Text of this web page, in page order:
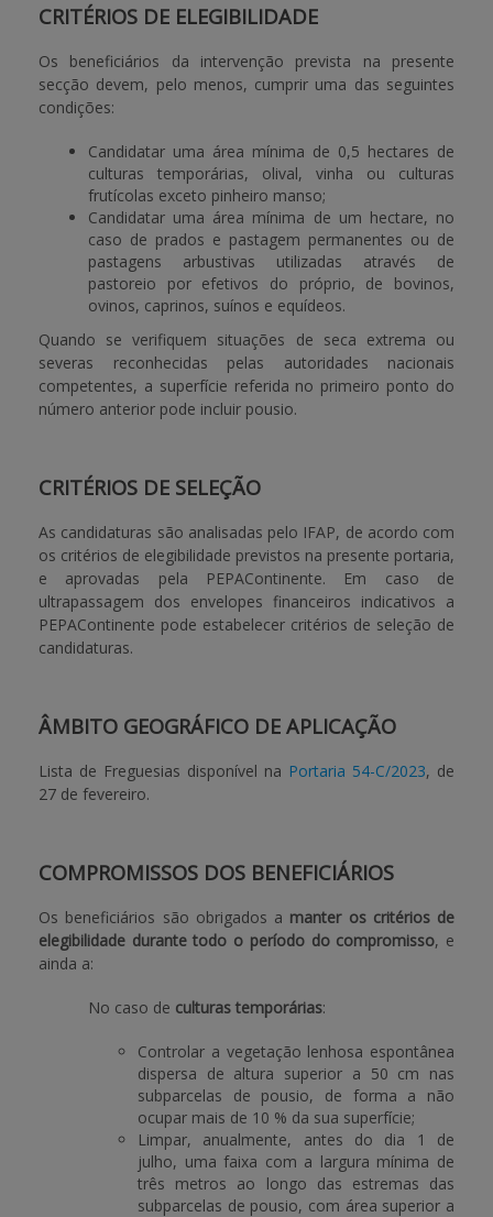
CRITÉRIOS DE ELEGIBILIDADE
Os beneficiários da intervenção prevista na presente
secção devem, pelo menos, cumprir uma das seguintes
condições:
Candidatar uma área mínima de 0,5 hectares de
culturas temporárias, olival, vinha ou culturas
frutícolas exceto pinheiro manso;
Candidatar uma área mínima de um hectare, no
caso de prados e pastagem permanentes ou de
pastagens arbustivas utilizadas através de
pastoreio por efetivos do próprio, de bovinos,
ovinos, caprinos, suínos e equídeos.
Quando se verifiquem situações de seca extrema ou
severas reconhecidas pelas autoridades nacionais
competentes, a superfície referida no primeiro ponto do
número anterior pode incluir pousio.
CRITÉRIOS DE SELEÇÃO
As candidaturas são analisadas pelo IFAP, de acordo com
os critérios de elegibilidade previstos na presente portaria,
e aprovadas pela PEPAContinente. Em caso de
ultrapassagem dos envelopes financeiros indicativos a
PEPAContinente pode estabelecer critérios de seleção de
candidaturas.
ÂMBITO GEOGRÁFICO DE APLICAÇÃO
Lista de Freguesias disponível na Portaria 54-C/2023, de
27 de fevereiro.
COMPROMISSOS DOS BENEFICIÁRIOS
Os beneficiários são obrigados a manter os critérios de
elegibilidade durante todo o período do compromisso, e
ainda a:
No caso de culturas temporárias:
Controlar a vegetação lenhosa espontânea
dispersa de altura superior a 50 cm nas
subparcelas de pousio, de forma a não
ocupar mais de 10 % da sua superfície;
Limpar, anualmente, antes do dia 1 de
julho, uma faixa com a largura mínima de
três metros ao longo das estremas das
subparcelas de pousio, com área superior a